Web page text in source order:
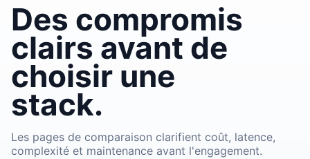
Des compromis
clairs avant de
choisir une
stack.
Les pages de comparaison clarifient coût, latence,
complexité et maintenance avant l'engagement.